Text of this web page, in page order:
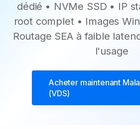
dédié • NVMe SSD • IP
root complet • Images
Routage SEA à faible
l'usage
Acheter maintenant
(VDS)